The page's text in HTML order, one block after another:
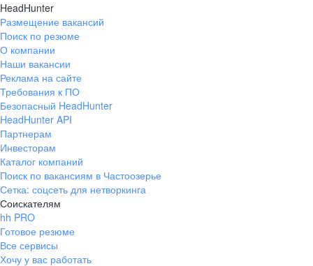
HeadHunter
Размещение вакансий
Поиск по резюме
О компании
Наши вакансии
Реклама на сайте
Требования к ПО
Безопасный HeadHunter
HeadHunter API
Партнерам
Инвесторам
Каталог компаний
Поиск по вакансиям в Частоозерье
Сетка: соцсеть для нетворкинга
Соискателям
hh PRO
Готовое резюме
Все сервисы
Хочу у вас работать